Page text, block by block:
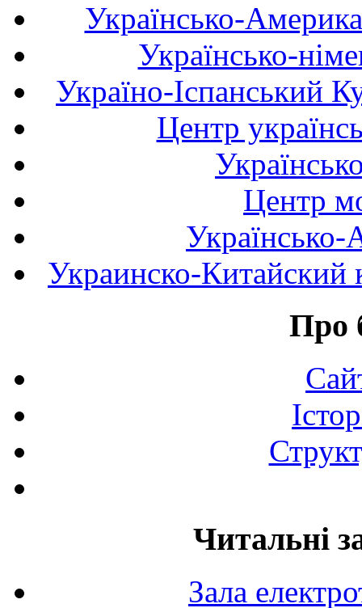
Українсько-
Українсько-
Україно-Іспанський
Центр
Центр
Українсько-
Украинско-Китайский
Про
Читальні
Зала